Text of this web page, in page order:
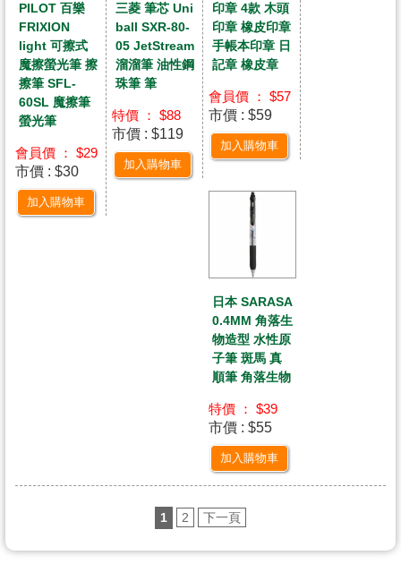
PILOT 百樂
FRIXION
light 可擦式
魔擦螢光筆 擦
擦筆 SFL-
60SL 魔擦筆
螢光筆
會員價 ： $29
市價 : $30
加入購物車
三菱 筆芯 Uni
ball SXR-80-
05 JetStream
溜溜筆 油性鋼
珠筆 筆
特價 ： $88
市價 : $119
加入購物車
印章 4款 木頭
印章 橡皮印章
手帳本印章 日
記章 橡皮章
會員價 ： $57
市價 : $59
加入購物車
日本 SARASA
0.4MM 角落生
物造型 水性原
子筆 斑馬 真
順筆 角落生物
特價 ： $39
市價 : $55
加入購物車
1 2 下一頁